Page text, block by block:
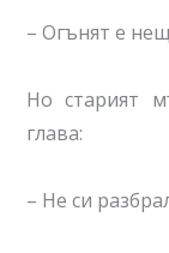
– Огънят е
Но старият
глава:
– Не си